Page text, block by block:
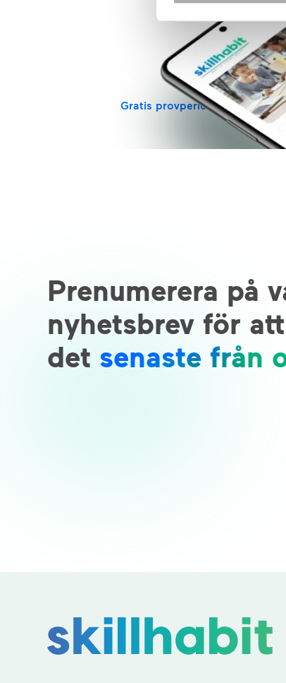
Prova gratis! Skaffa ett
här. Du får tillgång till kontot
och för max tre användare.
Gratis provperiod
Prenumerera på
nyhetsbrev för
det senaste från